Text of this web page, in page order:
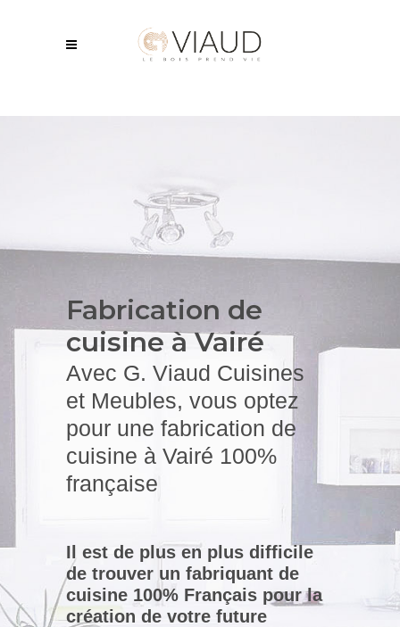
Fabrication de
cuisineà Vairé
Avec G. Viaud Cuisines
et Meubles, vous optez
pour une fabrication de
cuisine à Vairé 100%
française
Il est de plus en plus difficile
de trouver un fabriquant de
cuisine 100% Français pour la
création de votre future